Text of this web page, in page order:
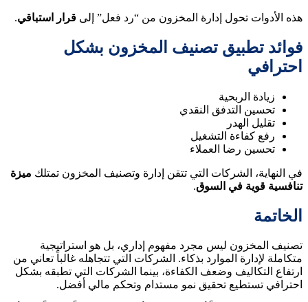
هذه الأدوات تحول إدارة المخزون من “رد فعل” إلى قرار استباقي.
فوائد تطبيق تصنيف المخزون بشكل
احترافي
زيادة الربحية
تحسين التدفق النقدي
تقليل الهدر
رفع كفاءة التشغيل
تحسين رضا العملاء
في النهاية، الشركات التي تتقن إدارة وتصنيف المخزون تمتلك ميزة
تنافسية قوية في السوق.
الخاتمة
تصنيف المخزون ليس مجرد مفهوم إداري، بل هو استراتيجية
متكاملة لإدارة الموارد بذكاء. الشركات التي تتجاهله غالباً تعاني من
ارتفاع التكاليف وضعف الكفاءة، بينما الشركات التي تطبقه بشكل
احترافي تستطيع تحقيق نمو مستدام وتحكم مالي أفضل.